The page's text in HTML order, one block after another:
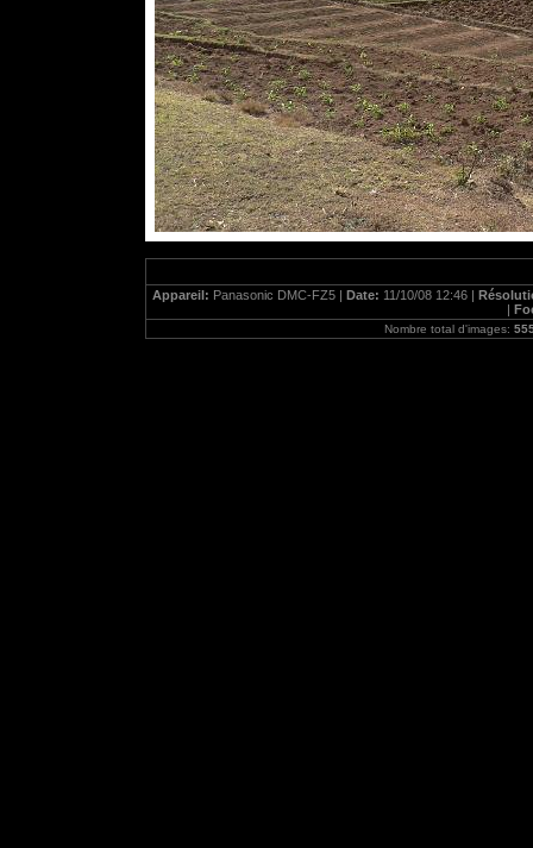
Appareil: Panasonic DMC-FZ5 | Date: 11/10/08 12:46 |
|
Nombre total d'images: